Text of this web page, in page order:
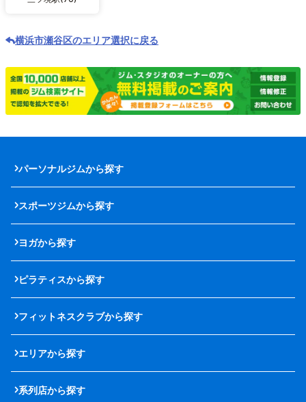
横浜市瀬谷区のエリア選択に戻る
パーソナルジムから探す
スポーツジムから探す
ヨガから探す
ピラティスから探す
フィットネスクラブから探す
エリアから探す
系列店から探す